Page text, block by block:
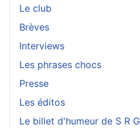
Le club
Brèves
Interviews
Les phrases chocs
Presse
Les éditos
Le billet d'humeur de S R G